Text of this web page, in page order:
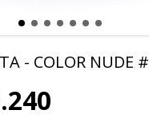
- COLOR NUDE